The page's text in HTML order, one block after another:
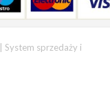
System sprzedaży i